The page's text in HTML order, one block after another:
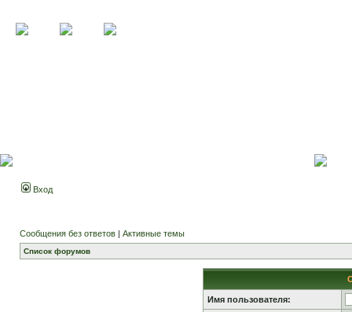
Вход
Сообщения без ответов | Активные темы
Список форумов
Имя пользователя: